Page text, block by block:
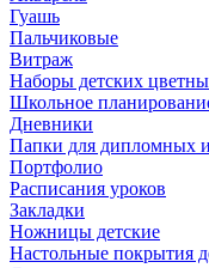
Гуашь
Пальчиковые
Витраж
Наборы детских
Школьное
Дневники
Папки для дипломных
Портфолио
Расписания уроков
Закладки
Ножницы детские
Настольные покрытия